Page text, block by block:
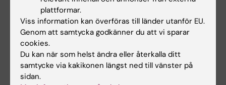
Innehållsgranskare:
Benjamin Sylvester Murrell
Redaktör:Sara Lidman
Sidan uppdaterad:2026-06-22
plattformar.
Viss information kan överföras till länder utanför EU.
Genom att samtycka godkänner du att vi sparar
cookies.
Du kan när som helst ändra eller återkalla ditt
samtycke via kakikonen längst ned till vänster på
sidan.